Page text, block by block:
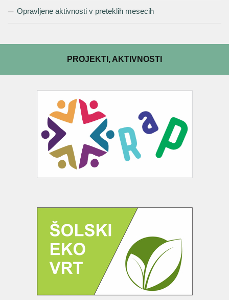
Opravljene aktivnosti v preteklih mesecih
PROJEKTI, AKTIVNOSTI